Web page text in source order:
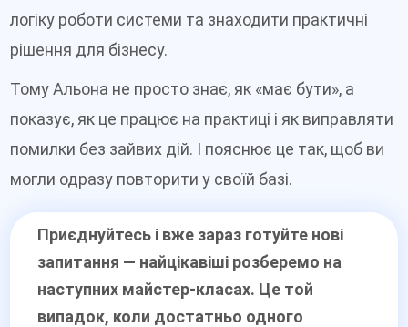
логіку роботи системи та знаходити практичні
рішення для бізнесу.
Тому Альона не просто знає, як «має бути», а
показує, як це працює на практиці і як виправляти
помилки без зайвих дій. І пояснює це так, щоб ви
могли одразу повторити у своїй базі.
Приєднуйтесь і вже зараз готуйте нові
запитання — найцікавіші розберемо на
наступних майстер-класах. Це той
випадок, коли достатньо одного